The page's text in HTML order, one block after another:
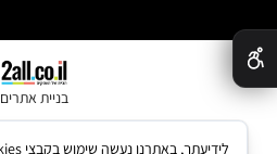
בניית אתרים